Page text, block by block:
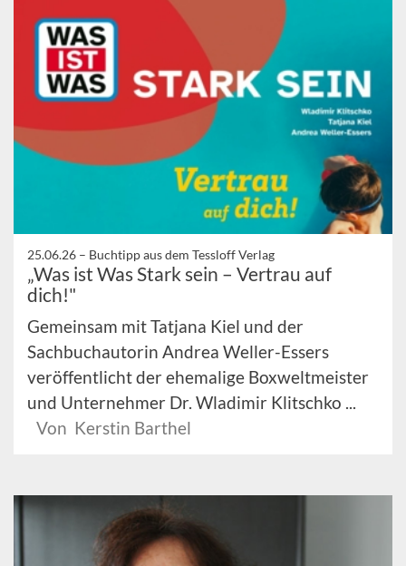
25.06.26 – Buchtipp aus dem Tessloff Verlag
„Was ist Was Stark sein – Vertrau auf
dich!"
Gemeinsam mit Tatjana Kiel und der
Sachbuchautorin Andrea Weller-Essers
veröffentlicht der ehemalige Boxweltmeister
und Unternehmer Dr. Wladimir Klitschko ...
Von Kerstin Barthel